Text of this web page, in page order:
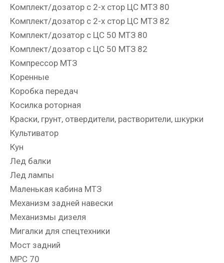
Комплект/дозатор с 2-х стор ЦС МТЗ 80
Комплект/дозатор с 2-х стор ЦС МТЗ 82
Комплект/дозатор с ЦС 50 МТЗ 80
Комплект/дозатор с ЦС 50 МТЗ 82
Компрессор МТЗ
Коренные
Коробка передач
Косилка роторная
Краски, грунт, отвердители, растворители, шкурки
Культиватор
Кун
Лед балки
Лед лампы
Маленькая кабина МТЗ
Механизм задней навески
Механизмы дизеля
Мигалки для спецтехники
Мост задний
МРС 70